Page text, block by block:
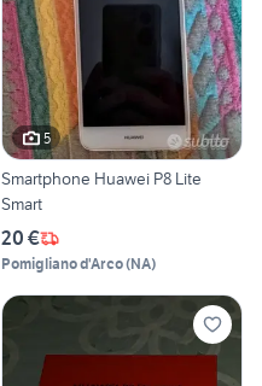
5
Smartphone Huawei P8 Lite
Smart
20 €
Pomigliano d'Arco(NA)